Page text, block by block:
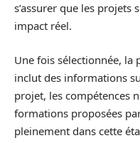
s’assurer que les
impact réel.
Une fois sélectionnée, la
inclut des informations
projet, les compétences
formations proposées
pleinement dans cette